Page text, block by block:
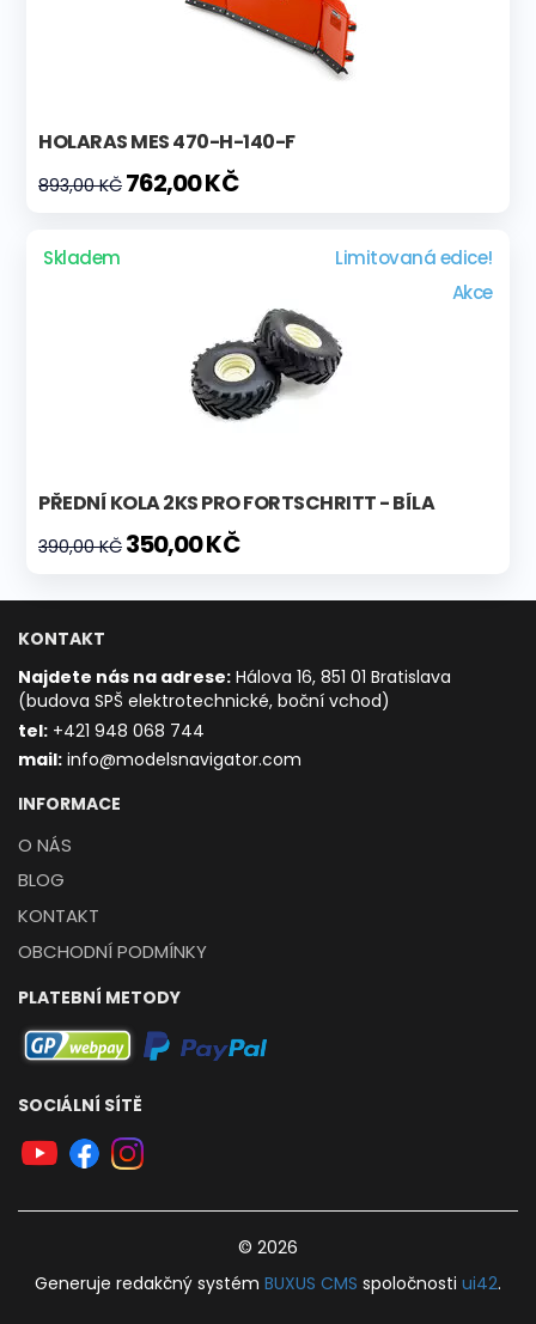
HOLARAS MES 470-H-140-F
893,00 KČ 762,00 KČ
Skladem
Limitovaná edice!
Akce
PŘEDNÍ KOLA 2KS PRO FORTSCHRITT - BÍLA
390,00 KČ 350,00 KČ
KONTAKT
Najdete nás na adrese: Hálova 16, 851 01 Bratislava
(budova SPŠ elektrotechnické, boční vchod)
tel: +421 948 068 744
mail: info@modelsnavigator.com
INFORMACE
O NÁS
BLOG
KONTAKT
OBCHODNÍ PODMÍNKY
PLATEBNÍ METODY
SOCIÁLNÍ SÍTĚ
© 2026
Generuje redakčný systém BUXUS CMS spoločnosti ui42.